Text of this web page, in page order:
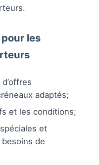
les
adaptés;
et les conditions;
et
de